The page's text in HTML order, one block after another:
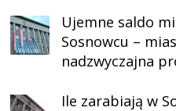
Ujemne saldo
Sosnowcu –
nadzwyczajna
Ile zarabiają w